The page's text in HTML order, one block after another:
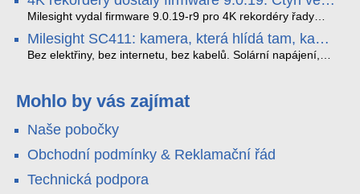
dopravních předpisů, zvyšoval bezpečnost na silnicích a
optimalizoval plynulost dopravy v moderních městech.
4MP senzorů SONY do jednoho čistého 180° záběru bez
zkreslení. K tomu přidává AI detekci osob a vozidel,
YouTube – bez běžícího počítače.
které musíte vědět.
Milesight vydal firmware 9.0.19-r9 pro 4K rekordéry řady
které vám zjednoduší práci – a jedna z nich vám ušetří
spoustu zbytečných výjezdů k zákazníkům.
Milesight SC411: kamera, která hlídá tam, kam
kabel nedosáhne
Bez elektřiny, bez internetu, bez kabelů. Solární napájení,
váš telefon. Podívejte se na video.
Mohlo by vás zajímat
Naše pobočky
Obchodní podmínky & Reklamační řád
Technická podpora